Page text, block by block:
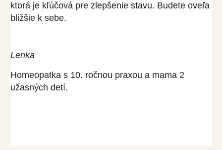
ktorá je kľúčová pre zlepšenie stavu. Budete oveľa
bližšie k sebe.
Lenka
Homeopatka s 10. ročnou praxou a mama 2
užasných detí.